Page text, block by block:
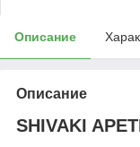
Описание
Описание
SHIVAKI